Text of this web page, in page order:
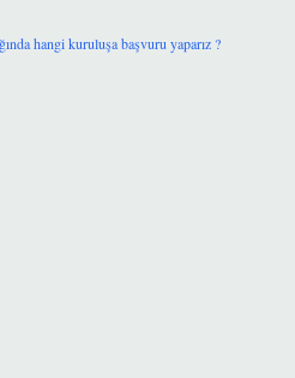
hangi kuruluşa başvuru yaparız ?